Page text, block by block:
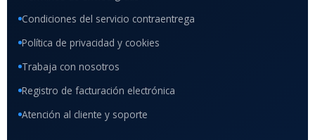
Condiciones del servicio contraentrega
Política de privacidad y cookies
Trabaja con nosotros
Registro de facturación electrónica
Atención al cliente y soporte